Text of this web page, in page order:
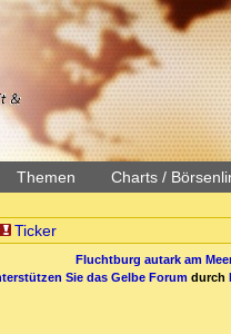
Themen Charts /
Ticker
Fluchtburg autark am
Sie das Gelbe Forum durch